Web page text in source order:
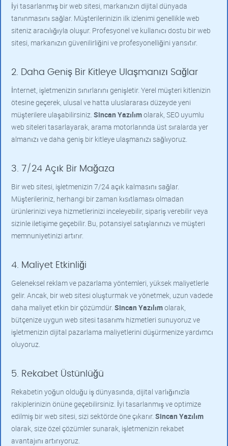
İyi tasarlanmış bir web sitesi, markanızın dijital dünyada
tanınmasını sağlar. Müşterilerinizin ilk izlenimi genellikle web
siteniz aracılığıyla oluşur. Profesyonel ve kullanıcı dostu bir web
sitesi, markanızın güvenilirliğini ve profesyonelliğini yansıtır.
2. Daha Geniş Bir Kitleye Ulaşmanızı Sağlar
İnternet, işletmenizin sınırlarını genişletir. Yerel müşteri kitlenizin
ötesine geçerek, ulusal ve hatta uluslararası düzeyde yeni
müşterilere ulaşabilirsiniz. Sincan Yazılımolarak, SEO uyumlu
web siteleri tasarlayarak, arama motorlarında üst sıralarda yer
almanızı ve daha geniş bir kitleye ulaşmanızı sağlıyoruz.
3. 7/24 Açık Bir Mağaza
Bir web sitesi, işletmenizin 7/24 açık kalmasını sağlar.
Müşterileriniz, herhangi bir zaman kısıtlaması olmadan
ürünlerinizi veya hizmetlerinizi inceleyebilir, sipariş verebilir veya
sizinle iletişime geçebilir. Bu, potansiyel satışlarınızı ve müşteri
memnuniyetinizi artırır.
4. Maliyet Etkinliği
Geleneksel reklam ve pazarlama yöntemleri, yüksek maliyetlerle
gelir. Ancak, bir web sitesi oluşturmak ve yönetmek, uzun vadede
daha maliyet etkin bir çözümdür. Sincan Yazılımolarak,
bütçenize uygun web sitesi tasarımı hizmetleri sunuyoruz ve
işletmenizin dijital pazarlama maliyetlerini düşürmenize yardımcı
oluyoruz.
5. Rekabet Üstünlüğü
Rekabetin yoğun olduğu iş dünyasında, dijital varlığınızla
rakiplerinizin önüne geçebilirsiniz. İyi tasarlanmış ve optimize
edilmiş bir web sitesi, sizi sektörde öne çıkarır. Sincan Yazılım
olarak, size özel çözümler sunarak, işletmenizin rekabet
avantajını artırıyoruz.